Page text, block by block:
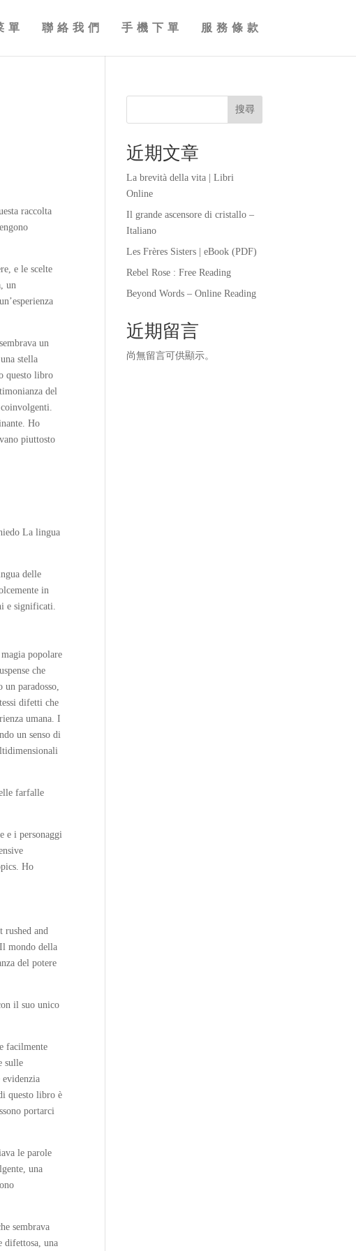
單 聯絡我們 手機下單 服務條款
raccolta
e le scelte
un
un
stella
questo libro
del
Ho
piuttosto
La lingua
delle
in
e significati.
popolare
che
un paradosso,
difetti che
umana. I
un senso di
farfalle
e i personaggi
Ho
rushed and
mondo della
del potere
il suo unico
facilmente
sulle
questo libro è
portarci
le parole
una
sembrava
difettosa, una
搜尋
近期文章
La brevità della vita | Libri
Online
Il grande ascensore di cristallo –
Italiano
Les Frères Sisters | eBook (PDF)
Rebel Rose : Free Reading
Beyond Words – Online Reading
近期留言
尚無留言可供顯示。